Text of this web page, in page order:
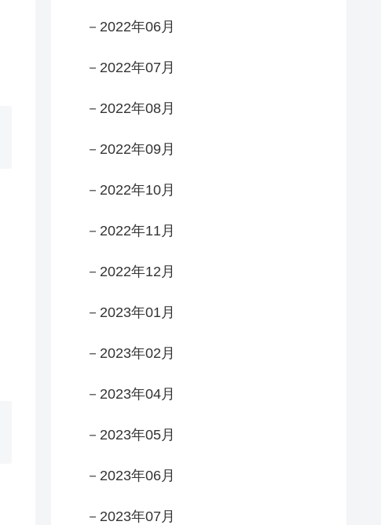
－2022年06月
－2022年07月
－2022年08月
－2022年09月
－2022年10月
－2022年11月
－2022年12月
－2023年01月
－2023年02月
－2023年04月
－2023年05月
－2023年06月
－2023年07月